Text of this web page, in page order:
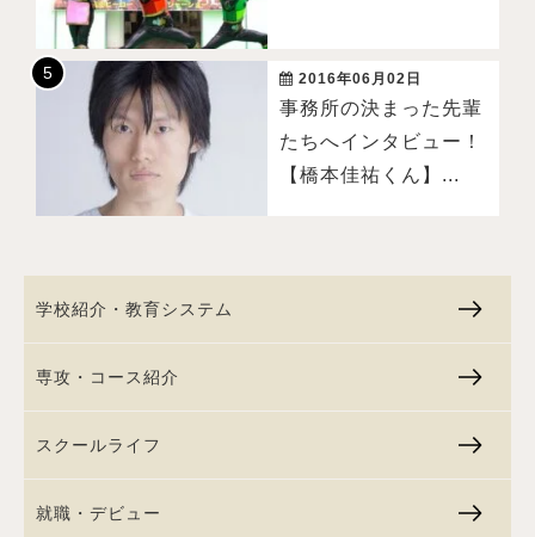
2016年06月02日
事務所の決まった先輩
たちへインタビュー！
【橋本佳祐くん】...
学校紹介・教育システム
専攻・コース紹介
スクールライフ
就職・デビュー